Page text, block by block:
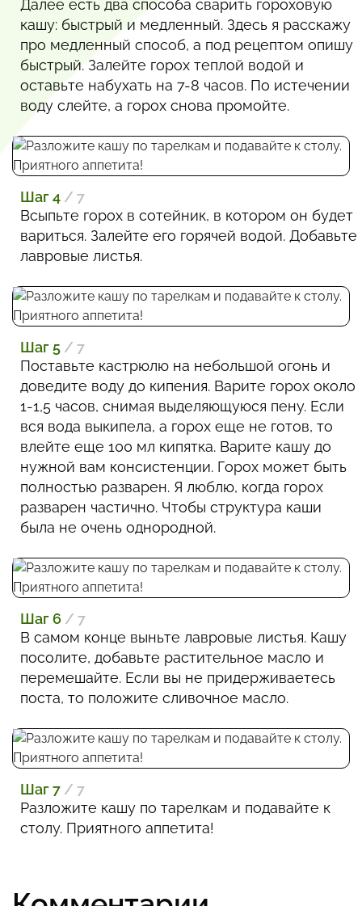
Далее есть два способа сварить гороховую
кашу: быстрый и медленный. Здесь я расскажу
про медленный способ, а под рецептом опишу
быстрый. Залейте горох теплой водой и
оставьте набухать на 7-8 часов. По истечении
воду слейте, а горох снова промойте.
Шаг 4 / 7
Всыпьте горох в сотейник, в котором он будет
вариться. Залейте его горячей водой. Добавьте
лавровые листья.
Шаг 5 / 7
Поставьте кастрюлю на небольшой огонь и
доведите воду до кипения. Варите горох около
1-1,5 часов, снимая выделяющуюся пену. Если
вся вода выкипела, а горох еще не готов, то
влейте еще 100 мл кипятка. Варите кашу до
нужной вам консистенции. Горох может быть
полностью разварен. Я люблю, когда горох
разварен частично. Чтобы структура каши
была не очень однородной.
Шаг 6 / 7
В самом конце выньте лавровые листья. Кашу
посолите, добавьте растительное масло и
перемешайте. Если вы не придерживаетесь
поста, то положите сливочное масло.
Шаг 7 / 7
Разложите кашу по тарелкам и подавайте к
столу. Приятного аппетита!